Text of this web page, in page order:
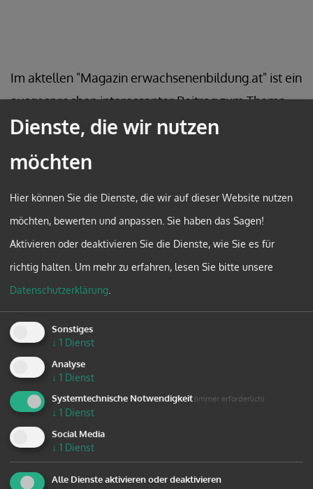
Im aktellen "Magazin erwachsenenbildung.at" ist ein
ausgesprochen interessanter Beitrag zum Thema
"Theorien bilden" von Jan Niggemann,
Institut für Erwachsenenbildung (oieb), erschienen.
In seinem Beitrag setzt er sich kritisch mit
wissenschaftlichen Erkenntnisformen und mit der
vorherrschenden Fokussierung auf die
Praxiserfahrung der Erwachsenenbildung
auseinander.
BEITRAG ZUM DOWNLOAD
Dienste, die wir nutzen
möchten
Hier können Sie die Dienste, die wir auf dieser Website nutzen
möchten, bewerten und anpassen. Sie haben das Sagen!
Aktivieren oder deaktivieren Sie die Dienste, wie Sie es für
richtig halten. Um mehr zu erfahren, lesen Sie bitte unsere
Datenschutzerklärung
Sonstiges
↓ 1 Dienst
Analyse
↓ 1 Dienst
Systemtechnische Notwendigkeit (immer erforderlich)
↓ 1 Dienst
Social Media
↓ 1 Dienst
Alle Dienste aktivieren oder deaktivieren